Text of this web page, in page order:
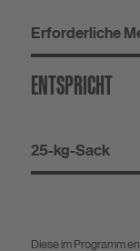
Erforderliche
ENTSPRICHT
25-kg-Sack
Diese im Programm